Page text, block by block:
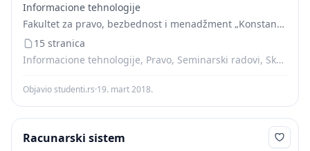
memoriji racunara, izvrsava se nanekom hardveru I
neophodan je svrsishodno...
Informacione tehnologije
Fakultet za pravo, bezbednost i menadžment „Konstantin Veliki“
15 stranica
Informacione tehnologije, Pravo, Seminarski radovi, Skripte
Objavio studenti.rs·19. mart 2018.
Racunarski sistem